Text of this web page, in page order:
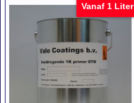
Vanaf 1 Liter